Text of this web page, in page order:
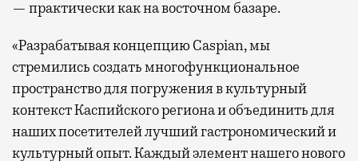
— практически как на восточном базаре.
«Разрабатывая концепцию Caspian, мы
стремились создать многофункциональное
пространство для погружения в культурный
контекст Каспийского региона и объединить для
наших посетителей лучший гастрономический и
культурный опыт. Каждый элемент нашего нового